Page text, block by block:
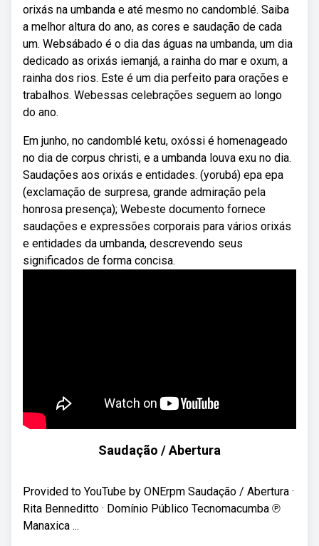
orixás na umbanda e até mesmo no candomblé. Saiba
a melhor altura do ano, as cores e saudação de cada
um. Websábado é o dia das águas na umbanda, um dia
dedicado as orixás iemanjá, a rainha do mar e oxum, a
rainha dos rios. Este é um dia perfeito para orações e
trabalhos. Webessas celebrações seguem ao longo
do ano.
Em junho, no candomblé ketu, oxóssi é homenageado
no dia de corpus christi, e a umbanda louva exu no dia.
Saudações aos orixás e entidades. (yorubá) epa epa
(exclamação de surpresa, grande admiração pela
honrosa presença); Webeste documento fornece
saudações e expressões corporais para vários orixás
e entidades da umbanda, descrevendo seus
significados de forma concisa.
Saudação / Abertura
Provided to YouTube by ONErpm Saudação / Abertura ·
Rita Benneditto · Domínio Público Tecnomacumba ℗
Manaxica ...